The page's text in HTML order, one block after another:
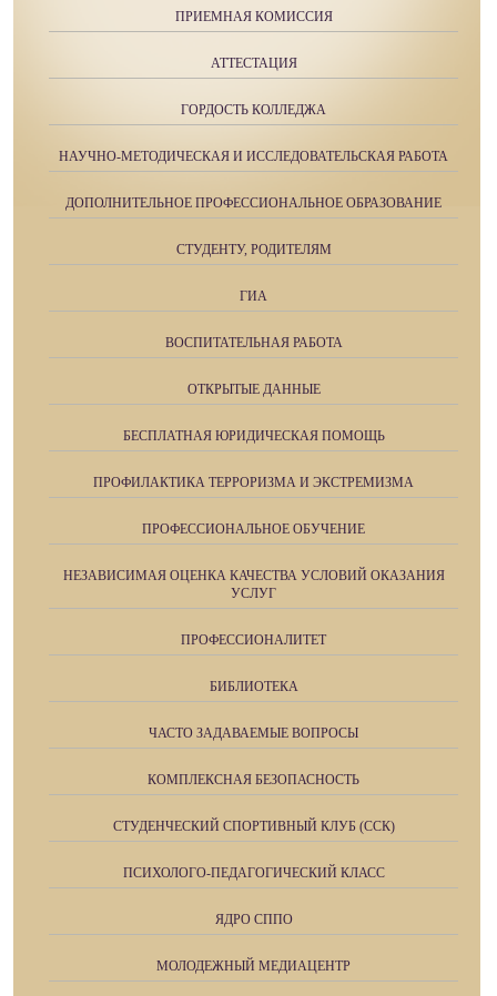
ПРИЕМНАЯ КОМИССИЯ
АТТЕСТАЦИЯ
ГОРДОСТЬ КОЛЛЕДЖА
НАУЧНО-МЕТОДИЧЕСКАЯ И ИССЛЕДОВАТЕЛЬСКАЯ РАБОТА
ДОПОЛНИТЕЛЬНОЕ ПРОФЕССИОНАЛЬНОЕ ОБРАЗОВАНИЕ
СТУДЕНТУ, РОДИТЕЛЯМ
ГИА
ВОСПИТАТЕЛЬНАЯ РАБОТА
ОТКРЫТЫЕ ДАННЫЕ
БЕСПЛАТНАЯ ЮРИДИЧЕСКАЯ ПОМОЩЬ
ПРОФИЛАКТИКА ТЕРРОРИЗМА И ЭКСТРЕМИЗМА
ПРОФЕССИОНАЛЬНОЕ ОБУЧЕНИЕ
НЕЗАВИСИМАЯ ОЦЕНКА КАЧЕСТВА УСЛОВИЙ ОКАЗАНИЯ
УСЛУГ
ПРОФЕССИОНАЛИТЕТ
БИБЛИОТЕКА
ЧАСТО ЗАДАВАЕМЫЕ ВОПРОСЫ
КОМПЛЕКСНАЯ БЕЗОПАСНОСТЬ
СТУДЕНЧЕСКИЙ СПОРТИВНЫЙ КЛУБ (ССК)
ПСИХОЛОГО-ПЕДАГОГИЧЕСКИЙ КЛАСС
ЯДРО СППО
МОЛОДЕЖНЫЙ МЕДИАЦЕНТР